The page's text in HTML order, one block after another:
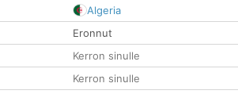
Algeria
Eronnut
Kerron sinulle
Kerron sinulle